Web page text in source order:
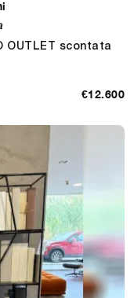
OUTLET scontata
€12.600